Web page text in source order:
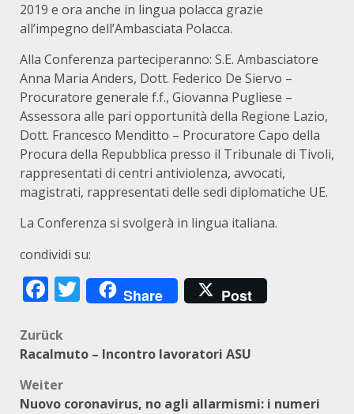
2019 e ora anche in lingua polacca grazie
all’impegno dell’Ambasciata Polacca.
Alla Conferenza parteciperanno: S.E. Ambasciatore
Anna Maria Anders, Dott. Federico De Siervo –
Procuratore generale f.f., Giovanna Pugliese –
Assessora alle pari opportunità della Regione Lazio,
Dott. Francesco Menditto – Procuratore Capo della
Procura della Repubblica presso il Tribunale di Tivoli,
rappresentati di centri antiviolenza, avvocati,
magistrati, rappresentati delle sedi diplomatiche UE.
La Conferenza si svolgerà in lingua italiana.
condividi su:
Facebook
Twitter
Share Post
Beitragsnavigation
Zurück
Racalmuto – Incontro lavoratori ASU
Weiter
Nuovo coronavirus, no agli allarmismi: i numeri